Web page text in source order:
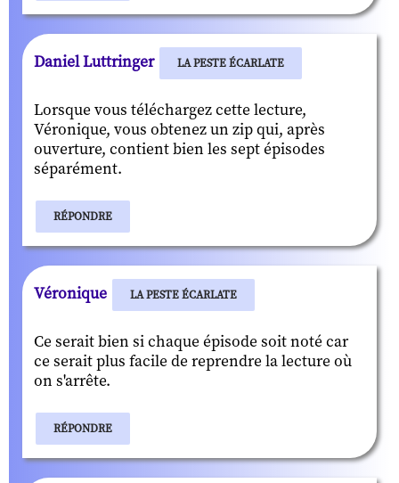
Daniel Luttringer LA PESTE ÉCARLATE
Lorsque vous téléchargez cette lecture,
Véronique, vous obtenez un zip qui, après
ouverture, contient bien les sept épisodes
séparément.
RÉPONDRE
Véronique LA PESTE ÉCARLATE
Ce serait bien si chaque épisode soit noté car
ce serait plus facile de reprendre la lecture où
on s'arrête.
RÉPONDRE